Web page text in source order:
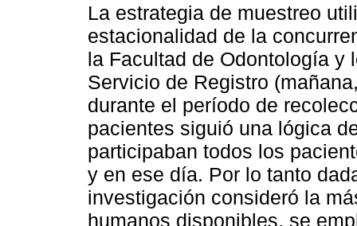
La estrategia de muestreo
estacionalidad de la
la Facultad de Odontología y
Servicio de Registro
durante el período de
pacientes siguió una lógica
participaban todos los
y en ese día. Por lo tanto
investigación consideró la
humanos disponibles, se